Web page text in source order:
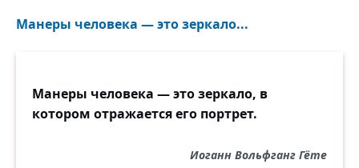
Манеры человека — это зеркало...
Манеры человека — это зеркало, в
котором отражается его портрет.
Иоганн Вольфганг Гёте